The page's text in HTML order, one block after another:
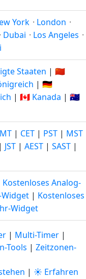
York · London ·
· Dubai · Los Angeles ·
Staaten | 🇨🇳
| 🇩🇪
| 🇨🇦 Kanada | 🇦🇺
| CET | PST | MST
| JST | AEST | SAST |
Kostenloses Analog-
| Kostenloses
Widget
| Multi-Timer |
Tools | Zeitzonen-
| ☀️ Erfahren